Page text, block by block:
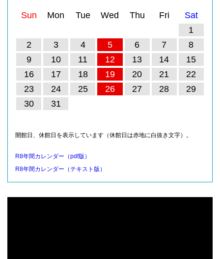
Sun Mon Tue Wed Thu Fri
Sat
1
2
3 4 5 6 7
8
9
10 11 12 13 14
15
16
17 18 19 20 21
22
23
24 25 26 27 28
29
30
31
開館日、休館日を表示しています（休館日は赤地に白抜き文字）。
R8年間カレンダー（pdf版）
R8年間カレンダー（テキスト版）